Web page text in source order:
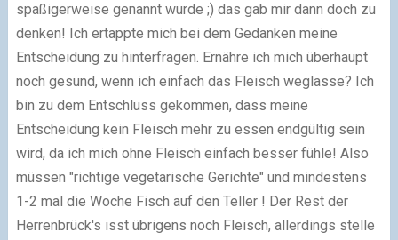
spaßigerweise genannt wurde ;) das gab mir dann doch zu
denken! Ich ertappte mich bei dem Gedanken meine
Entscheidung zu hinterfragen. Ernähre ich mich überhaupt
noch gesund, wenn ich einfach das Fleisch weglasse? Ich
bin zu dem Entschluss gekommen, dass meine
Entscheidung kein Fleisch mehr zu essen endgültig sein
wird, da ich mich ohne Fleisch einfach besser fühle! Also
müssen "richtige vegetarische Gerichte" und mindestens
1-2 mal die Woche Fisch auf den Teller ! Der Rest der
Herrenbrück's isst übrigens noch Fleisch, allerdings stelle